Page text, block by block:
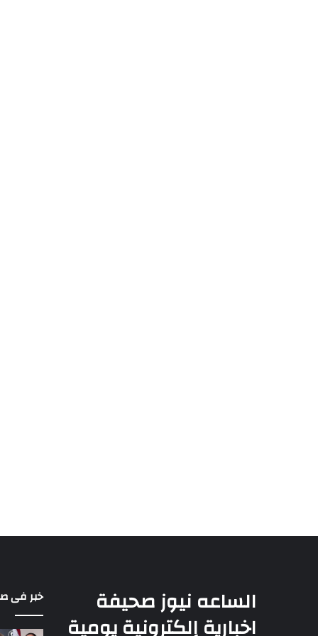
الساعه نيوز صحيفة
اخبارية إلكترونية يومية
خبر فى